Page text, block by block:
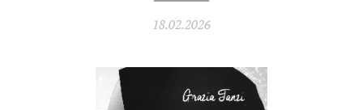
18.02.2026